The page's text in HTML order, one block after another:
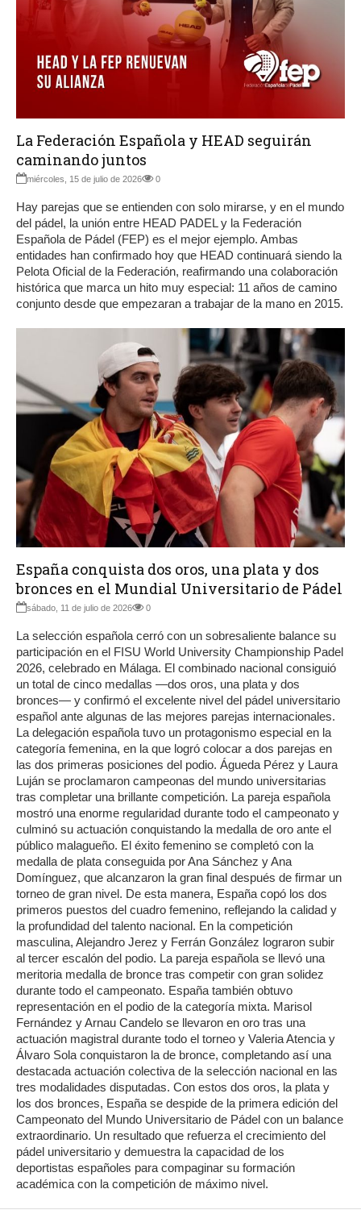
La Federación Española y HEAD seguirán
caminando juntos
miércoles, 15 de julio de 2026 0
Hay parejas que se entienden con solo mirarse, y en el mundo
del pádel, la unión entre HEAD PADEL y la Federación
Española de Pádel (FEP) es el mejor ejemplo. Ambas
entidades han confirmado hoy que HEAD continuará siendo la
Pelota Oficial de la Federación, reafirmando una colaboración
histórica que marca un hito muy especial: 11 años de camino
conjunto desde que empezaran a trabajar de la mano en 2015.
España conquista dos oros, una plata y dos
bronces en el Mundial Universitario de Pádel
sábado, 11 de julio de 2026 0
La selección española cerró con un sobresaliente balance su
participación en el FISU World University Championship Padel
2026, celebrado en Málaga. El combinado nacional consiguió
un total de cinco medallas —dos oros, una plata y dos
bronces— y confirmó el excelente nivel del pádel universitario
español ante algunas de las mejores parejas internacionales.
La delegación española tuvo un protagonismo especial en la
categoría femenina, en la que logró colocar a dos parejas en
las dos primeras posiciones del podio. Águeda Pérez y Laura
Luján se proclamaron campeonas del mundo universitarias
tras completar una brillante competición. La pareja española
mostró una enorme regularidad durante todo el campeonato y
culminó su actuación conquistando la medalla de oro ante el
público malagueño. El éxito femenino se completó con la
medalla de plata conseguida por Ana Sánchez y Ana
Domínguez, que alcanzaron la gran final después de firmar un
torneo de gran nivel. De esta manera, España copó los dos
primeros puestos del cuadro femenino, reflejando la calidad y
la profundidad del talento nacional. En la competición
masculina, Alejandro Jerez y Ferrán González lograron subir
al tercer escalón del podio. La pareja española se llevó una
meritoria medalla de bronce tras competir con gran solidez
durante todo el campeonato. España también obtuvo
representación en el podio de la categoría mixta. Marisol
Fernández y Arnau Candelo se llevaron en oro tras una
actuación magistral durante todo el torneo y Valeria Atencia y
Álvaro Sola conquistaron la de bronce, completando así una
destacada actuación colectiva de la selección nacional en las
tres modalidades disputadas. Con estos dos oros, la plata y
los dos bronces, España se despide de la primera edición del
Campeonato del Mundo Universitario de Pádel con un balance
extraordinario. Un resultado que refuerza el crecimiento del
pádel universitario y demuestra la capacidad de los
deportistas españoles para compaginar su formación
académica con la competición de máximo nivel.